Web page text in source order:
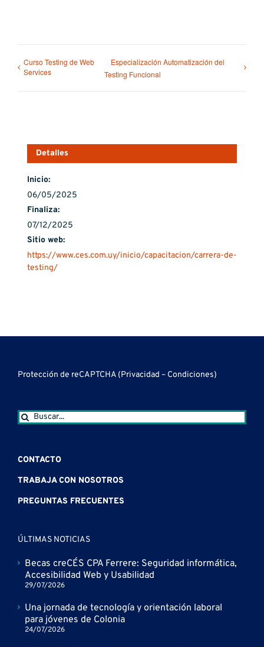
Curso Testing de Web
Services
Especialización Automatización del
Testing Funcional
Detalles
Inicio:
06/05/2025
Finaliza:
07/12/2025
Sitio web:
https://www.ces.com.uy/inicio/capacitacion/carrera-de-
testing/
Protección de reCAPTCHA (Privacidad – Condiciones)
Buscar:
CONTACTO
TRABAJA CON NOSOTROS
PREGUNTAS FRECUENTES
ÚLTIMAS NOTICIAS
Becas creCÉS CPA Ferrere: Seguridad informática,
Accesibilidad Web y Usabilidad
29/07/2026
Una jornada de tecnología y orientación laboral
para jóvenes de Colonia
24/07/2026